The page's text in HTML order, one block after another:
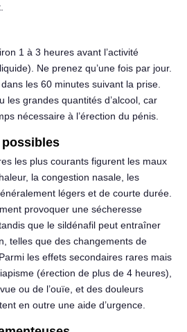
1 à 3 heures avant l’activité
Ne prenez qu’une fois par jour.
les 60 minutes suivant la prise.
les grandes quantités d’alcool, car
nécessaire à l’érection du pénis.
les plus courants figurent les maux
la congestion nasale, les
légers et de courte durée.
provoquer une sécheresse
que le sildénafil peut entraîner
telles que des changements de
les effets secondaires rares mais
(érection de plus de 4 heures),
ou de l’ouïe, et des douleurs
en outre une aide d’urgence.